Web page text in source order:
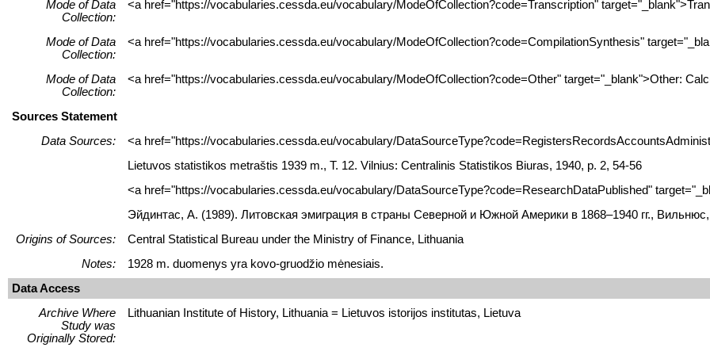
Mode of Data
Collection:
<a href="https://vocabularies.cessda.eu/vocabulary/ModeOfCollection?code=Transcription"
Mode of Data
Collection:
<a href="https://vocabularies.cessda.eu/vocabulary/ModeOfCollection?code=CompilationSynthesis"
Mode of Data
Collection:
<a href="https://vocabularies.cessda.eu/vocabulary/ModeOfCollection?code=Other" target="_blank">Other:
Sources Statement
Data Sources:
<a href="https://vocabularies.cessda.eu/vocabulary/
Lietuvos statistikos metraštis 1939 m., T. 12. Vilnius: Centralinis Statistikos Biuras, 1940, p. 2, 54-56
<a href="https://vocabularies.cessda.eu/vocabulary/DataSourceType?code=ResearchDataPublished"
Эйдинтас, A. (1989). Литовская эмиграция в страны Северной и Южной Америки в 1868–1940 гг.,
Origins of Sources:
Central Statistical Bureau under the Ministry of Finance, Lithuania
Notes:
1928 m. duomenys yra kovo-gruodžio mėnesiais.
Data Access
Archive Where
Study was
Originally Stored:
Lithuanian Institute of History, Lithuania = Lietuvos istorijos institutas, Lietuva